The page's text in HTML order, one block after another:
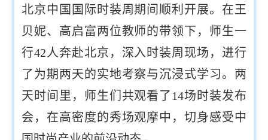
北京中国国际时装周期间顺利开展。在王
贝妮、高启富两位教师的带领下，师生一
行42人奔赴北京，深入时装周现场，进行
了为期两天的实地考察与沉浸式学习。两
天时间里，师生们共观看了14场时装发布
会，在高密度的秀场观摩中，切身感受中